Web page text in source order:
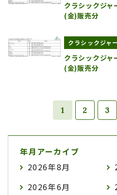
クラシックジ
(金)販売分
クラシックジャ
クラシックジ
(金)販売分
1 2 3
年月アーカイブ
2026年8月
2026年6月